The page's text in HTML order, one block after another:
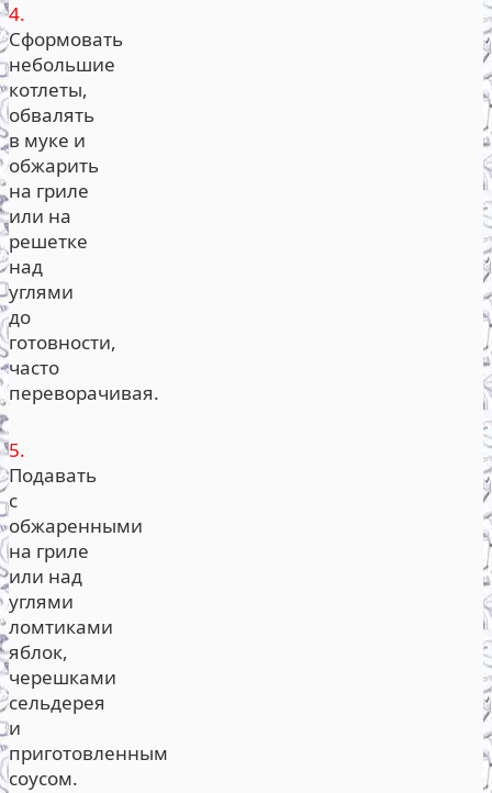
4.
Сформовать
небольшие
котлеты,
обвалять
в муке и
обжарить
на гриле
или на
решетке
над
углями
до
готовности,
часто
переворачивая.
5.
Подавать
с
обжаренными
на гриле
или над
углями
ломтиками
яблок,
черешками
сельдерея
и
приготовленным
соусом.